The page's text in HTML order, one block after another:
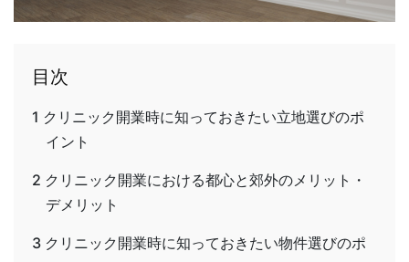
目次
1 クリニック開業時に知っておきたい立地選びのポ
イント
2 クリニック開業における都心と郊外のメリット・
デメリット
3 クリニック開業時に知っておきたい物件選びのポ